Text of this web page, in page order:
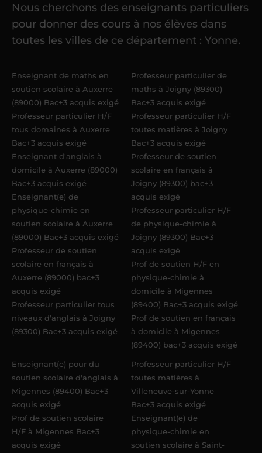
Une fois ma candidature validée,mon
référent me confie mes premiers
élèvesdans un délai de6 jours
Acadomia.
Nous cherchons des enseignants particuliers
pour donner des cours à nos élèves dans
toutes les villes de ce département : Yonne.
Enseignant de maths en
soutien scolaire à Auxerre
(89000) Bac+3 acquis exigé
Professeur particulier H/F
tous domaines à Auxerre
Bac+3 acquis exigé
Enseignant d'anglais à
domicile à Auxerre (89000)
Bac+3 acquis exigé
Enseignant(e) de
physique-chimie en
soutien scolaire à Auxerre
(89000) Bac+3 acquis exigé
Professeur de soutien
scolaire en français à
Auxerre (89000) bac+3
acquis exigé
Professeur particulier tous
niveaux d'anglais à Joigny
(89300) Bac+3 acquis exigé
Professeur particulier de
maths à Joigny (89300)
Bac+3 acquis exigé
Professeur particulier H/F
toutes matières à Joigny
Bac+3 acquis exigé
Professeur de soutien
scolaire en français à
Joigny (89300) bac+3
acquis exigé
Professeur particulier H/F
de physique-chimie à
Joigny (89300) Bac+3
acquis exigé
Prof de soutien H/F en
physique-chimie à
domicile à Migennes
(89400) Bac+3 acquis exigé
Prof de soutien en français
à domicile à Migennes
(89400) bac+3 acquis exigé
Enseignant(e) pour du
soutien scolaire d'anglais à
Migennes (89400) Bac+3
acquis exigé
Prof de soutien scolaire
H/F à Migennes Bac+3
acquis exigé
Professeur particulier H/F
toutes matières à
Villeneuve-sur-Yonne
Bac+3 acquis exigé
Enseignant(e) de
physique-chimie en
soutien scolaire à Saint-